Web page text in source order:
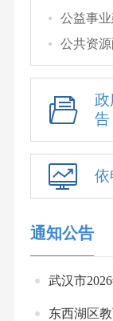
公益事
公共资
政
告
依
通知公告